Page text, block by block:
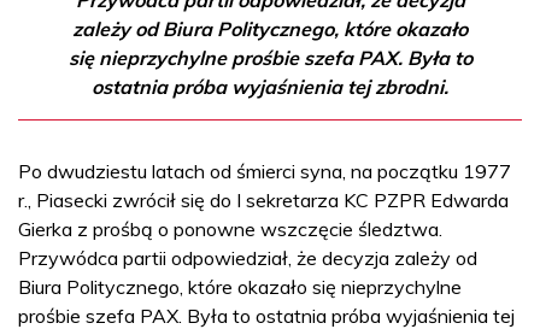
zależy od Biura Politycznego, które okazało
się nieprzychylne prośbie szefa PAX. Była to
ostatnia próba wyjaśnienia tej zbrodni.
Po dwudziestu latach od śmierci syna, na początku 1977
r., Piasecki zwrócił się do I sekretarza KC PZPR Edwarda
Gierka z prośbą o ponowne wszczęcie śledztwa.
Przywódca partii odpowiedział, że decyzja zależy od
Biura Politycznego, które okazało się nieprzychylne
prośbie szefa PAX. Była to ostatnia próba wyjaśnienia tej